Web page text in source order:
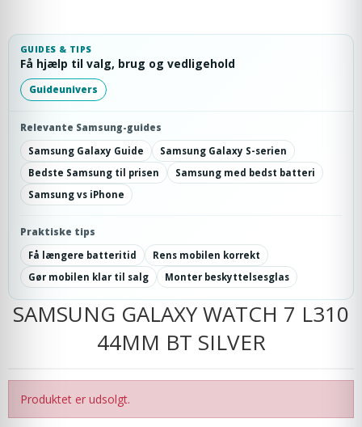
GUIDES & TIPS
Få hjælp til valg, brug og vedligehold
Guideunivers
Relevante Samsung-guides
Samsung Galaxy Guide
Samsung Galaxy S-serien
Bedste Samsung til prisen
Samsung med bedst batteri
Samsung vs iPhone
Praktiske tips
Få længere batteritid
Rens mobilen korrekt
Gør mobilen klar til salg
Monter beskyttelsesglas
SAMSUNG GALAXY WATCH 7 L310
44MM BT SILVER
Produktet er udsolgt.